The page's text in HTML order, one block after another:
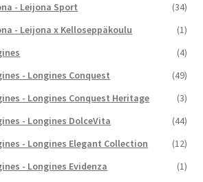
- Leijona Sport
(34)
- Leijona x Kelloseppäkoulu
(1)
(4)
- Longines Conquest
(49)
- Longines Conquest Heritage
(3)
- Longines DolceVita
(44)
- Longines Elegant Collection
(12)
- Longines Evidenza
(1)